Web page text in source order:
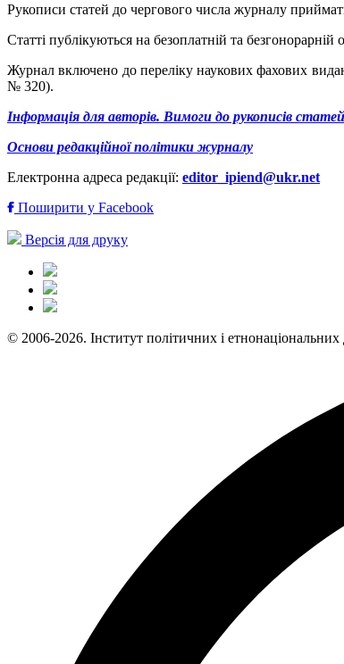
Рукописи статей до чергового числа журналу
Статті публікуються на безоплатній та безгонорарній
Журнал включено до переліку наукових фахових
№ 320).
Інформація для авторів. Вимоги до рукописів статей
Основи редакційної політики журналу
Електронна адреса редакції: editor_ipiend@ukr.net
Поширити у Facebook
Версія для друку
© 2006-2026. Інститут політичних і